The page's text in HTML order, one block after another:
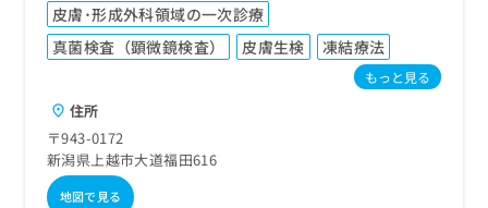
皮膚･形成外科領域の一次診療
真菌検査（顕微鏡検査）
皮膚生検 凍結療法
もっと見る
住所
〒943-0172
新潟県上越市大道福田616
地図で見る